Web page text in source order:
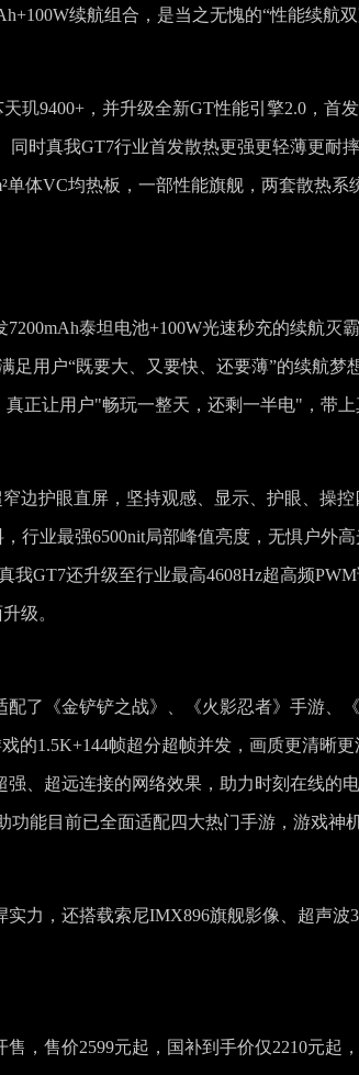
续航组合，是当之无愧的“性能续航双
玑9400+，并升级全新GT性能引擎2.0，首
同时真我GT7行业首发散热更强更轻薄更耐
单体VC均热板，一部性能旗舰，两套散热系
泰坦电池+100W光速秒充的续航灭
足用户“既要大、又要快、还要薄”的续航梦
正让用户"畅玩一整天，还剩一半电"，带上
边护眼直屏，坚持观感、显示、护眼、操
行业最强6500nit局部峰值亮度，无惧户外
我GT7还升级至行业最高4608Hz超高频
级。
了《金铲铲之战》、《火影忍者》手游、
的1.5K+144帧超分超帧并发，画质更清晰
、超远连接的网络效果，助力时刻在线的
能目前已全面适配四大热门手游，游戏神
力，还搭载索尼IMX896旗舰影像、超声波
，售价2599元起，国补到手价仅2210元起